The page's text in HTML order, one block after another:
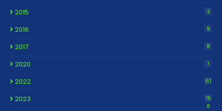
2015 3
2016 9
2017 8
2020 1
2022 61
2023
15
8